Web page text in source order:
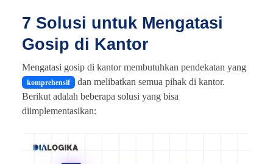
7 Solusi untuk Mengatasi
Gosip di Kantor
Mengatasi gosip di kantor membutuhkan pendekatan yang
komprehensif dan melibatkan semua pihak di kantor.
Berikut adalah beberapa solusi yang bisa
diimplementasikan: